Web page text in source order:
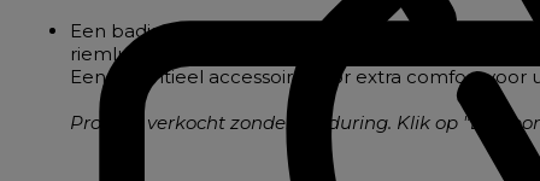
Een badjas van 420g/m² velours badstof met
riemlussen. De raglanmouwen en velours
Een essentieel accessoire voor extra comfort
Product verkocht zonder borduring. Klik op "Een